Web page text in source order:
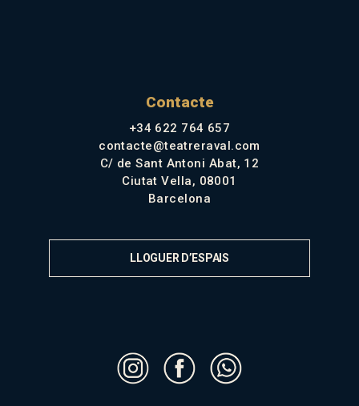
Contacte
+34 622 764 657
contacte@teatreraval.com
C/ de Sant Antoni Abat, 12
Ciutat Vella, 08001
Barcelona
LLOGUER D’ESPAIS